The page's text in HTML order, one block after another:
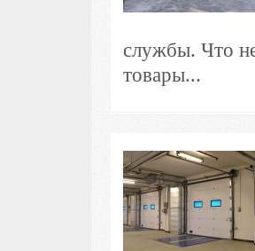
службы. Что
товары...